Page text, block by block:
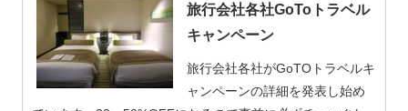
旅行会社各社GoToトラベル
キャンペーン
旅行会社各社がGoTOトラベルキ
ャンペーンの詳細を発表し始め